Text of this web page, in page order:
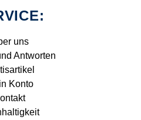
uns
Antworten
Konto